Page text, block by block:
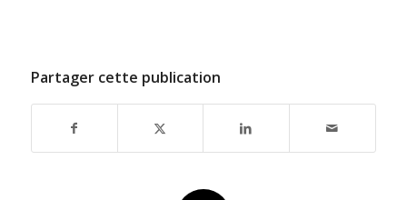
Partager cette publication